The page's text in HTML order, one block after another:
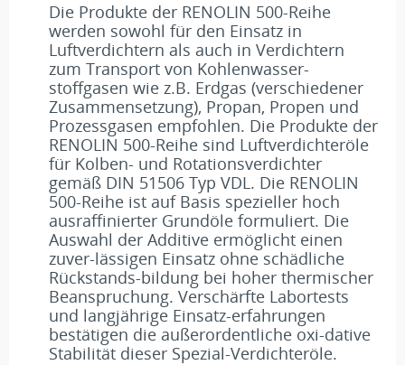
Die Produkte der RENOLIN 500-Reihe
werden sowohl für den Einsatz in
Luftverdichtern als auch in Verdichtern
zum Transport von Kohlenwasser-
stoffgasen wie z.B. Erdgas (verschiedener
Zusammensetzung), Propan, Propen und
Prozessgasen empfohlen. Die Produkte der
RENOLIN 500-Reihe sind Luftverdichteröle
für Kolben- und Rotationsverdichter
gemäß DIN 51506 Typ VDL. Die RENOLIN
500-Reihe ist auf Basis spezieller hoch
ausraffinierter Grundöle formuliert. Die
Auswahl der Additive ermöglicht einen
zuver-lässigen Einsatz ohne schädliche
Rückstands-bildung bei hoher thermischer
Beanspruchung. Verschärfte Labortests
und langjährige Einsatz-erfahrungen
bestätigen die außerordentliche oxi-dative
Stabilität dieser Spezial-Verdichteröle.